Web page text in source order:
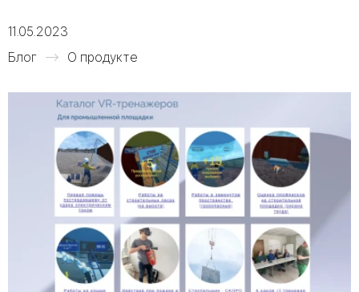
11.05.2023
Блог
О продукте